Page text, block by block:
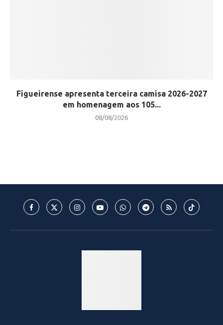
Figueirense apresenta terceira camisa 2026-2027
em homenagem aos 105...
08/08/2026